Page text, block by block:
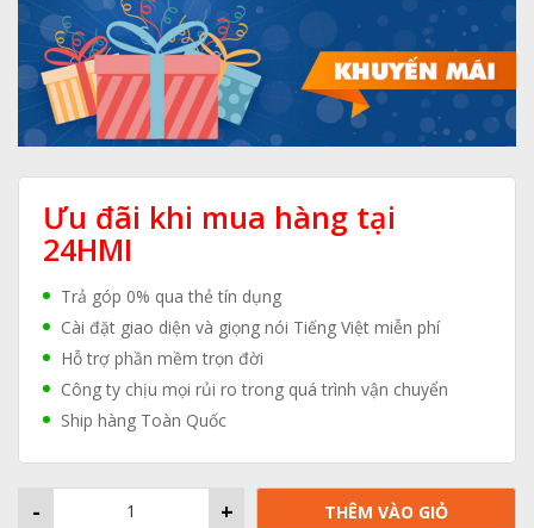
Ưu đãi khi mua hàng tại
24HMI
Trả góp 0% qua thẻ tín dụng
Cài đặt giao diện và giọng nói Tiếng Việt miễn phí
Hỗ trợ phần mềm trọn đời
Công ty chịu mọi rủi ro trong quá trình vận chuyển
Ship hàng Toàn Quốc
+
- THÊM VÀO GIỎ